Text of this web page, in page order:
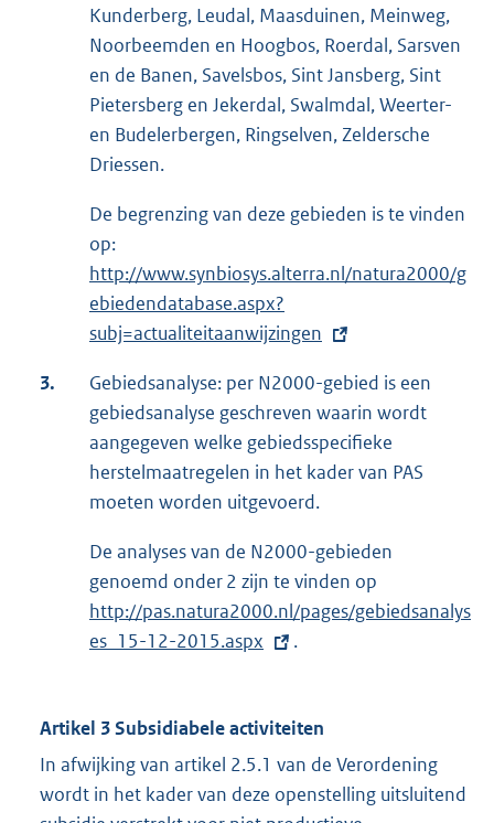
Kunderberg, Leudal, Maasduinen, Meinweg,
Noorbeemden en Hoogbos, Roerdal, Sarsven
en de Banen, Savelsbos, Sint Jansberg, Sint
Pietersberg en Jekerdal, Swalmdal, Weerter-
en Budelerbergen, Ringselven, Zeldersche
Driessen.
De begrenzing van deze gebieden is te vinden
op:
x
t
e
n
e
l
i
n
http://www.synbiosys.alterra.nl/natura2000/g
ebiedendatabase.aspx?
subj=actualiteitaanwijzingen
3.
Gebiedsanalyse: per N2000-gebied is een
gebiedsanalyse geschreven waarin wordt
aangegeven welke gebiedsspecifieke
herstelmaatregelen in het kader van PAS
moeten worden uitgevoerd.
De analyses van de N2000-gebieden
genoemd onder 2 zijn te vinden op
x
e
http://pas.natura2000.nl/pages/gebiedsanalys
es_15-12-2015.aspx
.
Artikel 3 Subsidiabele activiteiten
In afwijking van artikel 2.5.1 van de Verordening
wordt in het kader van deze openstelling uitsluitend